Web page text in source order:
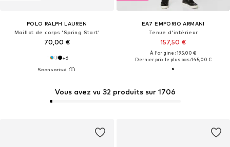
POLO RALPH LAUREN
Maillot de corps 'Spring Start'
70,00 €
+6
EA7 EMPORIO ARMANI
Tenue d'intérieur
157,50 €
À l'origine : 195,00 €
Dernier prix le plus bas :145,00 €
Vous avez vu 32 produits sur 1706